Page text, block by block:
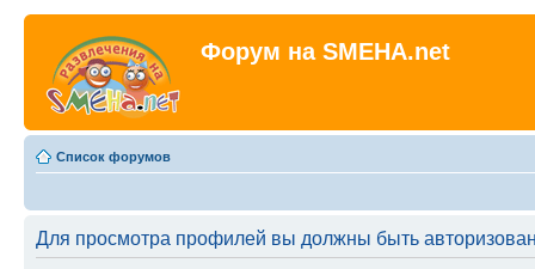
Форум на SMEHA.net
Список форумов
Для просмотра профилей вы должны быть